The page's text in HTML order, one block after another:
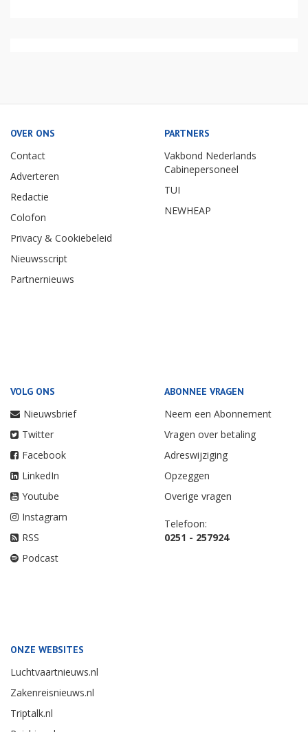
OVER ONS
Contact
Adverteren
Redactie
Colofon
Privacy & Cookiebeleid
Nieuwsscript
Partnernieuws
PARTNERS
Vakbond Nederlands
Cabinepersoneel
TUI
NEWHEAP
VOLG ONS
Nieuwsbrief
Twitter
Facebook
LinkedIn
Youtube
Instagram
RSS
Podcast
ABONNEE VRAGEN
Neem een Abonnement
Vragen over betaling
Adreswijziging
Opzeggen
Overige vragen
Telefoon:
0251 - 257924
ONZE WEBSITES
Luchtvaartnieuws.nl
Zakenreisnieuws.nl
Triptalk.nl